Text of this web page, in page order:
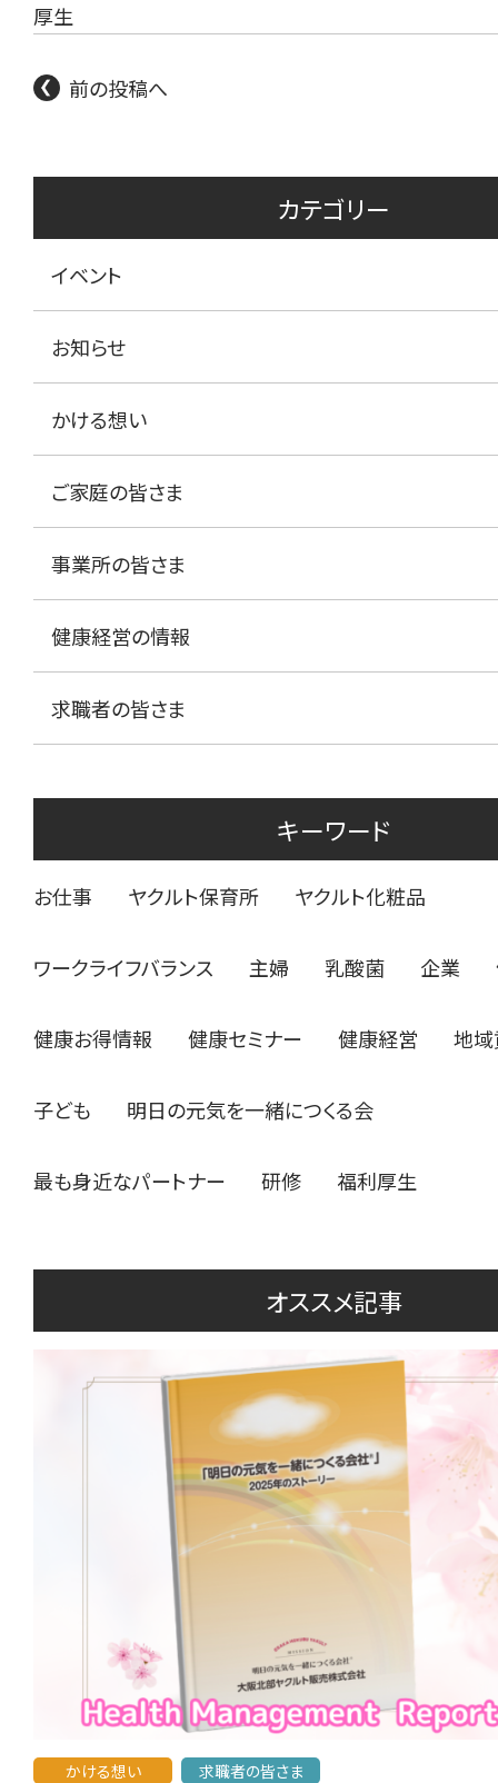
厚生
前の投稿へ
カテゴリー
イベント
お知らせ
かける想い
ご家庭の皆さま
事業所の皆さま
健康経営の情報
求職者の皆さま
キーワード
お仕事 ヤクルト保育所 ヤクルト化粧品
ワークライフバランス 主婦 乳酸菌 企業
健康お得情報 健康セミナー 健康経営 地
子ども 明日の元気を一緒につくる会
最も身近なパートナー 研修 福利厚生
オススメ記事
かける想い 求職者の皆さま